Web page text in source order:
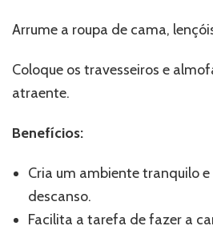
Arrume a roupa de cama,
Coloque os travesseiros e
atraente.
Benefícios:
Cria um ambiente tranquilo
descanso.
Facilita a tarefa de fazer a